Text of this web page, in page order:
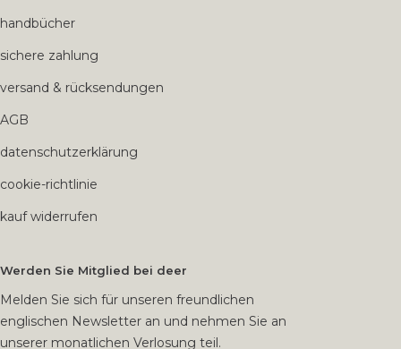
handbücher
sichere zahlung
versand & rücksendungen
AGB
datenschutzerklärung
cookie-richtlinie
kauf widerrufen
Werden Sie Mitglied bei deer
Melden Sie sich für unseren freundlichen
englischen Newsletter an und nehmen Sie an
unserer monatlichen Verlosung teil.